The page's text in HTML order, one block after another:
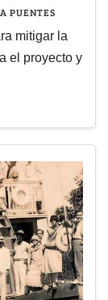
PUENTES
mitigar la
el proyecto y